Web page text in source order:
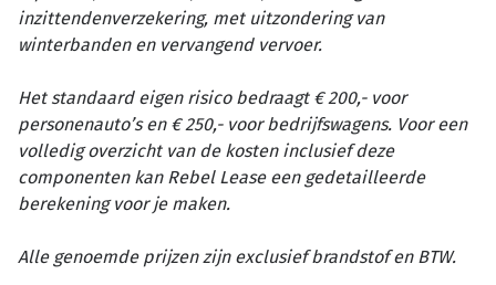
inzittendenverzekering, met uitzondering van
winterbanden en vervangend vervoer.
Het standaard eigen risico bedraagt € 200,- voor
personenauto’s en € 250,- voor bedrijfswagens. Voor een
volledig overzicht van de kosten inclusief deze
componenten kan Rebel Lease een gedetailleerde
berekening voor je maken.
Alle genoemde prijzen zijn exclusief brandstof en BTW.